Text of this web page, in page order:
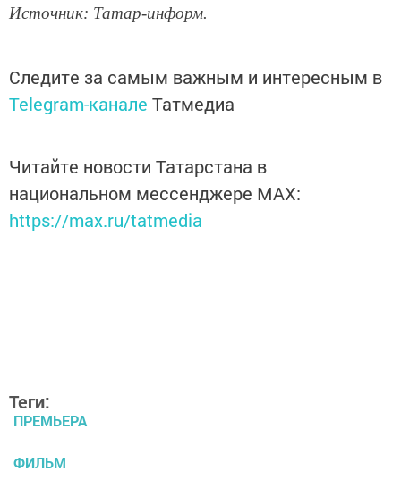
Источник: Татар-информ.
Следите за самым важным и интересным в
Telegram-канале Татмедиа
Читайте новости Татарстана в
национальном мессенджере MАХ:
https://max.ru/tatmedia
Теги:
ПРЕМЬЕРА
ФИЛЬМ